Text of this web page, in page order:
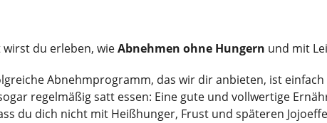
wirst du erleben, wieAbnehmen ohne Hungern und mit
Abnehmprogramm, das wir dir anbieten, ist
regelmäßig satt essen: Eine gute und vollwertige
du dich nicht mit Heißhunger, Frust und späteren